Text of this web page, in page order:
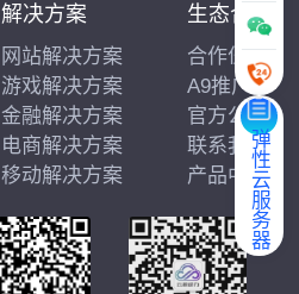
弹性云服务器
解决方案
网站解决方案
游戏解决方案
金融解决方案
电商解决方案
移动解决方案
生态合作
合作伙伴
A9推广
官方公告
联系我们
产品中心